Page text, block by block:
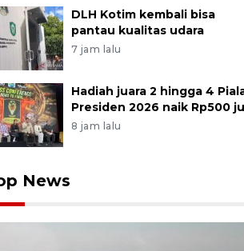
DLH Kotim kembali bisa
pantau kualitas udara
7 jam lalu
Hadiah juara 2 hingga 4
Presiden 2026 naik Rp500
8 jam lalu
News